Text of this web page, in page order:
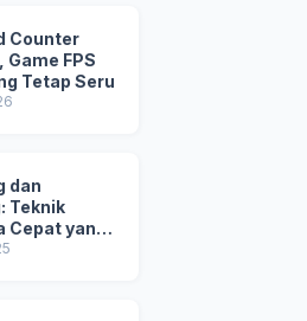
Counter
Game FPS
Tetap Seru
dan
Teknik
Cepat yang